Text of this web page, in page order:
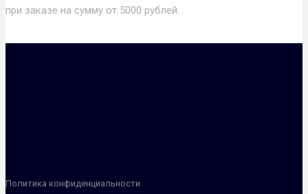
при заказе на сумму от 5000 рублей.
Политика конфиденциальности